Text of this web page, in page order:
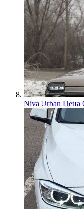
Niva Urban Цена